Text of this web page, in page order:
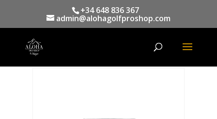
+34 648 836 367
admin@alohagolfproshop.com
productos